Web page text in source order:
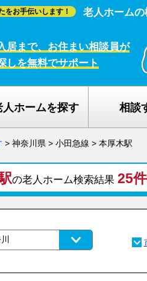
をお手伝いします！ 老人ホーム
居まで、お住まい相談員が
しを無料でサポート
人ホームを探す 相談
> 神奈川県 > 小田急線 > 本厚木駅
の老人ホーム検索結果 25件